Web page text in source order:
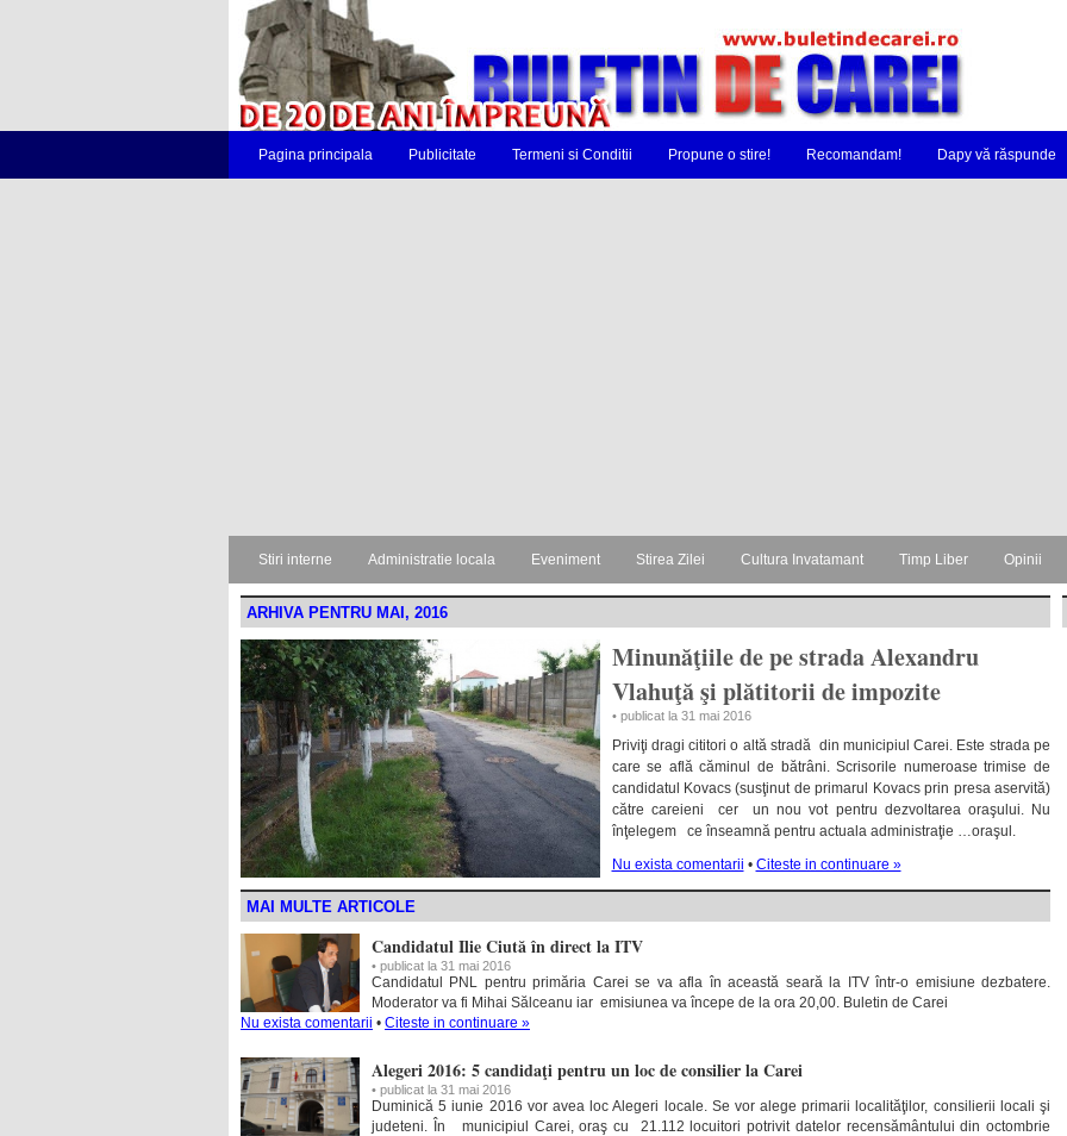
Pagina principala Publicitate Termeni si Conditii Propune o stire! Recomandam! Dapy vă răspunde
Stiri interne Administratie locala Eveniment Stirea Zilei Cultura Invatamant Timp Liber Opinii
ARHIVA PENTRU MAI, 2016
Minunăţiile de pe strada Alexandru
Vlahuţă şi plătitorii de impozite
• publicat la 31 mai 2016
Priviţi dragi cititori o altă stradă din municipiul Carei. Este strada pe
care se află căminul de bătrâni. Scrisorile numeroase trimise de
candidatul Kovacs (susţinut de primarul Kovacs prin presa aservită)
către careieni cer un nou vot pentru dezvoltarea oraşului. Nu
înţelegem ce înseamnă pentru actuala administraţie …oraşul.
Nu exista comentarii • Citeste in continuare »
MAI MULTE ARTICOLE
Candidatul Ilie Ciută în direct la ITV
• publicat la 31 mai 2016
Candidatul PNL pentru primăria Carei se va afla în această seară la ITV într-o emisiune dezbatere.
Moderator va fi Mihai Sălceanu iar emisiunea va începe de la ora 20,00. Buletin de Carei
Nu exista comentarii • Citeste in continuare »
Alegeri 2016: 5 candidaţi pentru un loc de consilier la Carei
• publicat la 31 mai 2016
Duminică 5 iunie 2016 vor avea loc Alegeri locale. Se vor alege primarii localităţilor, consilierii locali şi
judeteni. În municipiul Carei, oraş cu 21.112 locuitori potrivit datelor recensământului din octombrie